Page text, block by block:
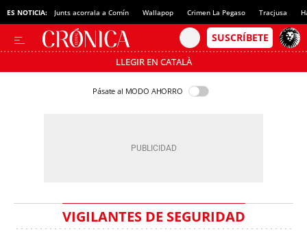
ES NOTICIA: Junts acorrala a Comín Wallapop Crimen La Pegaso Tracjusa
LLEGIR EN CATALÀ
Pásate al MODO AHORRO
VIGILANTES DE SEGURIDAD